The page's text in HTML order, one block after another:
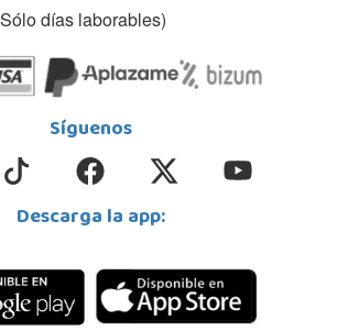
días laborables)
Síguenos
Descarga la app: